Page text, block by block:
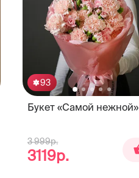
93
Букет «Самой нежной»
3 999р.
3119р.